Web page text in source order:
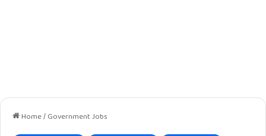
Home/ Government Jobs